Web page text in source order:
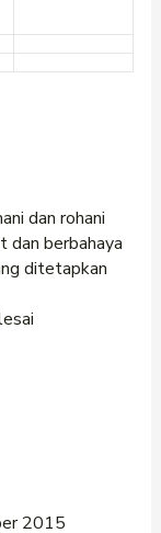
dan rohani
dan berbahaya
ditetapkan
2015